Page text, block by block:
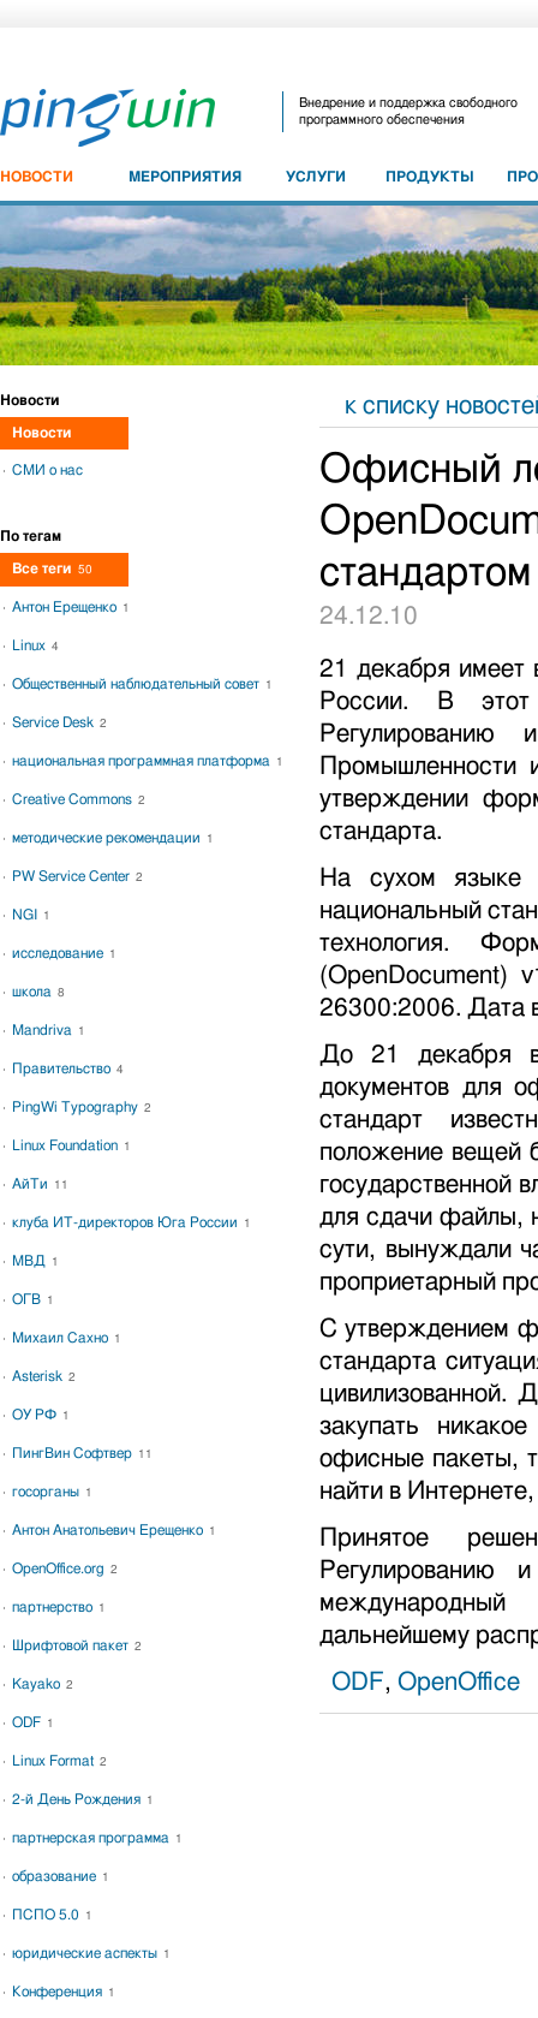
Внедрение и поддержка свободного
программного обеспечения
НОВОСТИ МЕРОПРИЯТИЯ УСЛУГИ ПРОДУКТЫ
к списку
Офисный
стандартом
24.12.10
21 декабря
России. В этот
Регулированию
Промышленности
утверждении
стандарта.
На сухом языке
национальный
технология.
(OpenDocument)
26300:2006. Дата
До 21 декабря
документов для
стандарт
положение вещей
государственной
для сдачи файлы,
сути, вынуждали
проприетарный
С утверждением
стандарта
цивилизованной.
закупать
офисные пакеты,
найти в
Принятое
Регулированию
международный
дальнейшему
ODF, OpenOffice
Новости
Новости
СМИ о нас
По тегам
Все теги 50
Антон Ерещенко 1
Linux 4
Общественный наблюдательный совет 1
Service Desk 2
национальная программная платформа 1
Creative Commons 2
методические рекомендации 1
PW Service Center 2
NGI 1
исследование 1
школа 8
Mandriva 1
Правительство 4
PingWi Typography 2
Linux Foundation 1
АйТи 11
клуба ИТ-директоров Юга России 1
МВД 1
ОГВ 1
Михаил Сахно 1
Asterisk 2
ОУ РФ 1
ПингВин Софтвер 11
госорганы 1
Антон Анатольевич Ерещенко 1
OpenOffice.org 2
партнерство 1
Шрифтовой пакет 2
Kayako 2
ODF 1
Linux Format 2
2-й День Рождения 1
партнерская программа 1
образование 1
ПСПО 5.0 1
юридические аспекты 1
Конференция 1